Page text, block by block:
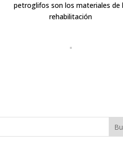
petroglifos son los materiales de
rehabilitación